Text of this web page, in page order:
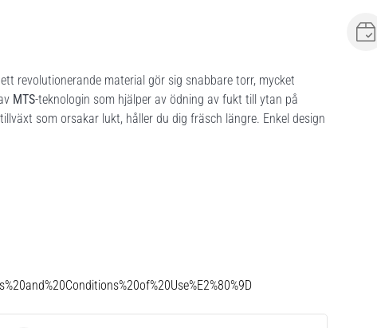
revolutionerande material gör sig snabbare torr, mycket
MTS-teknologin som hjälper av ödning av fukt till ytan på
som orsakar lukt, håller du dig fräsch längre. Enkel design